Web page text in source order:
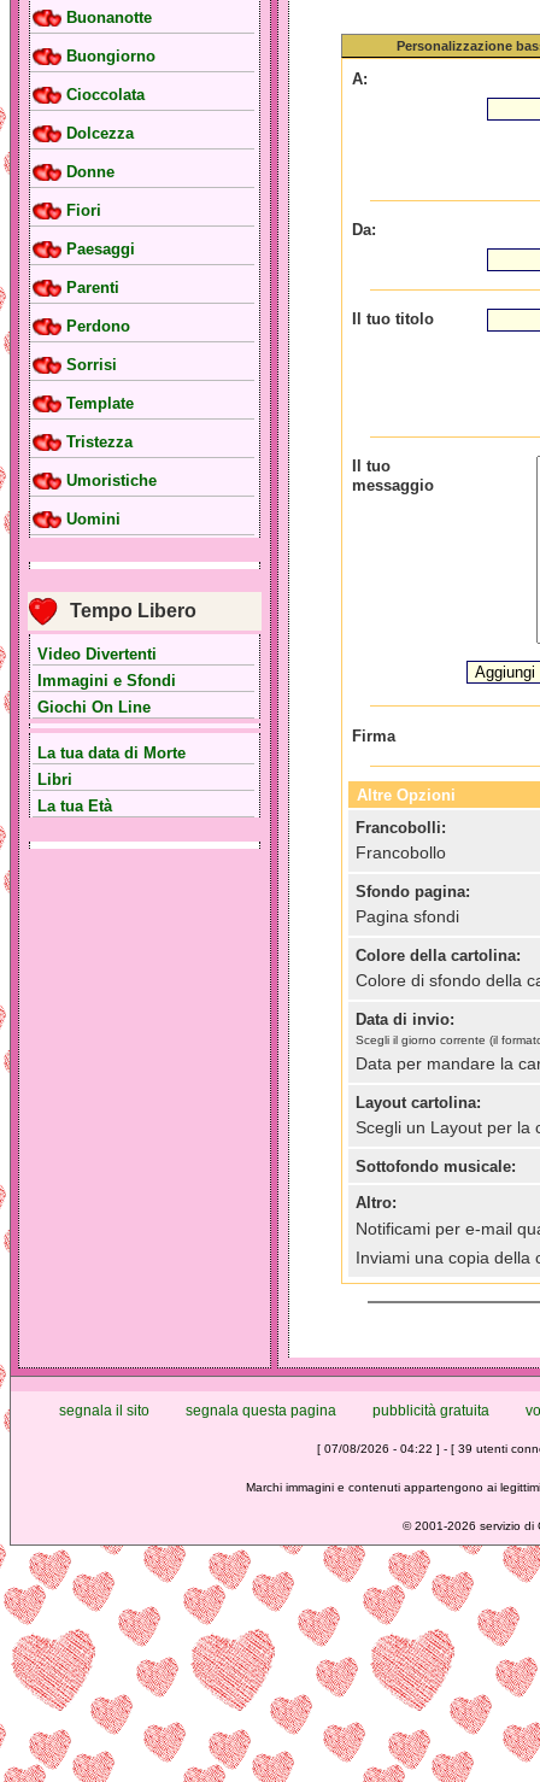
Buonanotte
Buongiorno
Cioccolata
Dolcezza
Donne
Fiori
Paesaggi
Parenti
Perdono
Sorrisi
Template
Tristezza
Umoristiche
Uomini
Tempo Libero
Video Divertenti
Immagini e Sfondi
Giochi On Line
La tua data di Morte
Libri
La tua Età
Personalizzazione
A:
Da:
Il tuo titolo
Il tuo
messaggio
Firma
Altre Opzioni
Francobolli:
Francobollo
Sfondo pagina:
Pagina sfondi
Colore della cartolina:
Colore di sfondo della
Data di invio:
Scegli il giorno corrente (il
Data per mandare la
Layout cartolina:
Scegli un Layout per la
Sottofondo musicale:
Altro:
Notificami per e-mail
Inviami una copia della
segnala il sito segnala questa pagina pubblicità gratuita
[ 07/08/2026 - 04:22 ] - [ 39 utenti
Marchi immagini e contenuti appartengono ai
©2001-2026 servizio di